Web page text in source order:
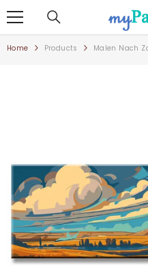
Home Products Malen Nach